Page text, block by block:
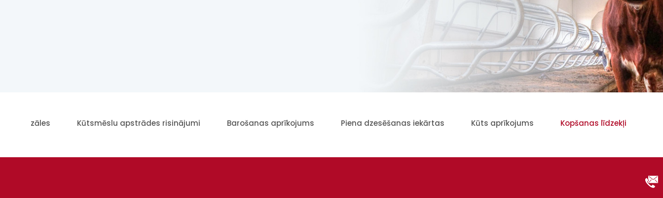
zāles Kūtsmēslu apstrādes risinājumi Barošanas aprīkojums Piena dzesēšanas iekārtas Kūts aprīkojums Kopšanas līdzekļi